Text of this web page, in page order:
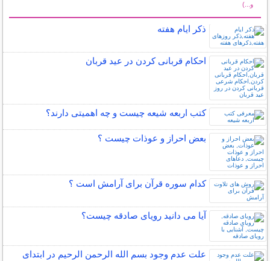
و...)
ذکر ایام هفته
احکام قربانی کردن در عید قربان
کتب اربعه شیعه چیست و چه اهمیتی دارند؟
بعض احراز و عوذات چیست ؟
کدام سوره قرآن برای آرامش است ؟
آیا می دانید رویای صادقه چیست؟
علت عدم وجود بسم الله الرحمن الرحیم در ابتدای